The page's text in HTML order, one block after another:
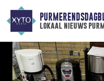
lokaal nieuws